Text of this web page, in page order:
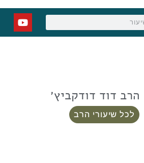
הרב דוד דודקביץ׳
לכל שיעורי הרב